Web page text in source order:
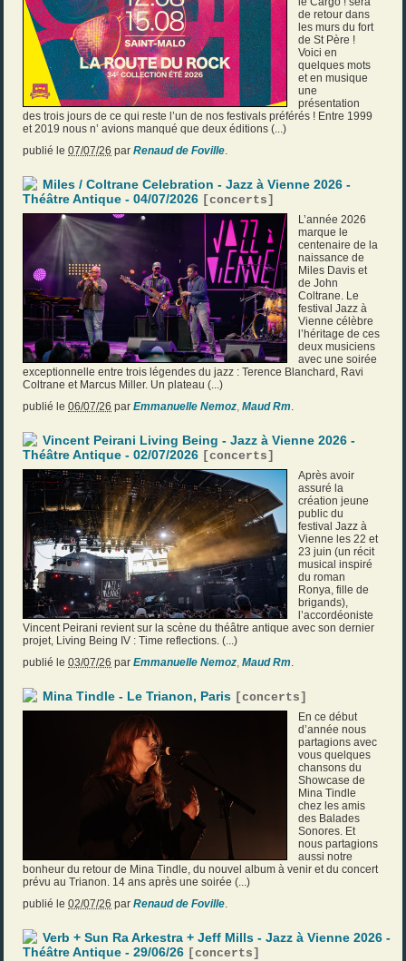
de retour dans
les murs du fort
de St Père !
Voici en
quelques mots
et en musique
une
présentation
des trois jours de ce qui reste l’un de nos festivals préférés ! Entre 1999
et 2019 nous n’ avions manqué que deux éditions (...)
publié le07/07/26 parRenaud de Foville.
Miles / Coltrane Celebration - Jazz à Vienne 2026 -
Théâtre Antique - 04/07/2026 [concerts ]
L’année 2026
marque le
centenaire de la
naissance de
Miles Davis et
de John
Coltrane. Le
festival Jazz à
Vienne célèbre
l’héritage de ces
deux musiciens
avec une soirée
exceptionnelle entre trois légendes du jazz : Terence Blanchard, Ravi
Coltrane et Marcus Miller. Un plateau (...)
publié le06/07/26 parEmmanuelle Nemoz,Maud Rm.
Vincent Peirani Living Being - Jazz à Vienne 2026 -
Théâtre Antique - 02/07/2026 [concerts ]
Après avoir
assuré la
création jeune
public du
festival Jazz à
Vienne les 22 et
23 juin (un récit
musical inspiré
du roman
Ronya, fille de
brigands),
l’accordéoniste
Vincent Peirani revient sur la scène du théâtre antique avec son dernier
projet, Living Being IV : Time reflections. (...)
publié le03/07/26 parEmmanuelle Nemoz,Maud Rm.
Mina Tindle - Le Trianon, Paris [concerts ]
En ce début
d’année nous
partagions avec
vous quelques
chansons du
Showcase de
Mina Tindle
chez les amis
des Balades
Sonores. Et
nous partagions
aussi notre
bonheur du retour de Mina Tindle, du nouvel album à venir et du concert
prévu au Trianon. 14 ans après une soirée (...)
publié le02/07/26 parRenaud de Foville.
Verb + Sun Ra Arkestra + Jeff Mills - Jazz à Vienne 2026 -
Théâtre Antique - 29/06/26 [concerts ]